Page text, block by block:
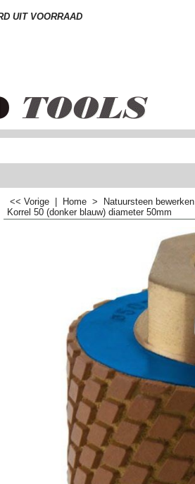
UIT VOORRAAD
<< Vorige Home > Natuursteen bewerken
Korrel 50 (donker blauw) diameter 50mm